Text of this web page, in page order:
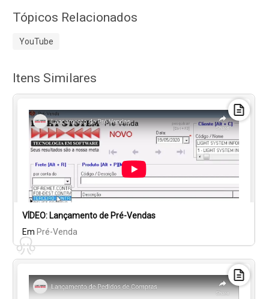
Tópicos Relacionados
YouTube
Itens Similares
VÍDEO: Lançamento de Pré-Vendas
Em Pré-Venda